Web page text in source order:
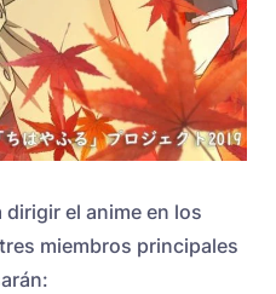
dirigir el anime en los
miembros principales